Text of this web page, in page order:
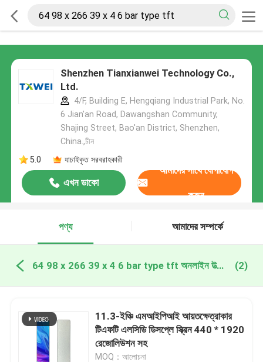
Shenzhen Tianxianwei Technology Co.,
Ltd.
4/F, Building E, Hengqiang Industrial Park, No.
6 Jian'an Road, Dawangshan Community,
Shajing Street, Bao'an District, Shenzhen,
China.,চীন
5.0
যাচাইকৃত সরবরাহকারী
এখন ডাকো
আমাদের সাথে যোগাযোগ
করুন
পণ্য আমাদের সম্পর্কে
64 98 x 266 39 x 4 6 bar type tft অনলাইন উত্পাদন (2)
11.3-ইঞ্চি এমআইপিআই আয়তক্ষেত্রাকার
টিএফটি এলসিডি ডিসপ্লে স্ক্রিন 440 * 1920
রেজোলিউশন সহ
MOQ：আলোচনা